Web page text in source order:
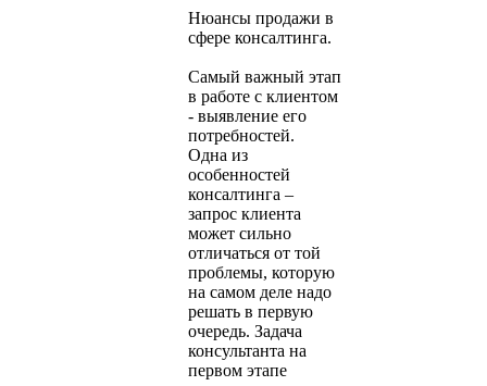
Нюансы продажи в
сфере консалтинга.
Самый важный этап
в работе с клиентом
- выявление его
потребностей.
Одна из
особенностей
консалтинга –
запрос клиента
может сильно
отличаться от той
проблемы, которую
на самом деле надо
решать в первую
очередь. Задача
консультанта на
первом этапе